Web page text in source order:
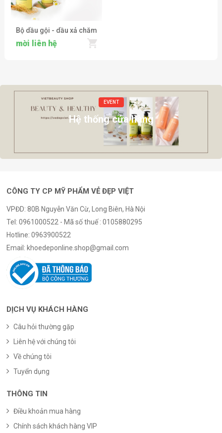
Bộ dầu gội - dầu xả chăm
sóc da đầu và ngăn ngừa
mời liên hệ
EVENT
Hệ thống cửa hàng
CÔNG TY CP MỸ PHẨM VẺ ĐẸP VIỆT
VPĐD: 80B Nguyễn Văn Cừ, Long Biên, Hà Nội
Tel:0961000522 - Mã số thuế : 0105880295
Hotline:0963900522
Email: khoedeponline.shop@gmail.com
DỊCH VỤ KHÁCH HÀNG
Câu hỏi thường gặp
Liên hệ với chúng tôi
Về chúng tôi
Tuyển dụng
THÔNG TIN
Điều khoản mua hàng
Chính sách khách hàng VIP